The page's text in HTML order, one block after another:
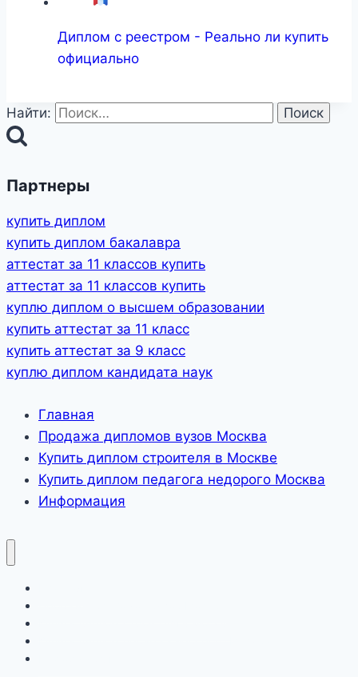
Диплом с реестром - Реально ли купить
официально
Найти:
Партнеры
купить диплом
купить диплом бакалавра
аттестат за 11 классов купить
аттестат за 11 классов купить
куплю диплом о высшем образовании
купить аттестат за 11 класс
купить аттестат за 9 класс
куплю диплом кандидата наук
Главная
Продажа дипломов вузов Москва
Купить диплом строителя в Москве
Купить диплом педагога недорого Москва
Информация